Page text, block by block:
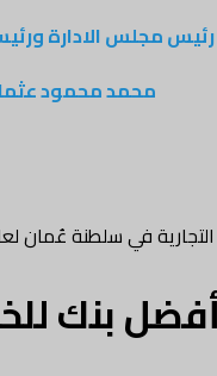
رئيس مجلس الادارة
محمد محمود
في سلطنة عُمان لعام
بنك